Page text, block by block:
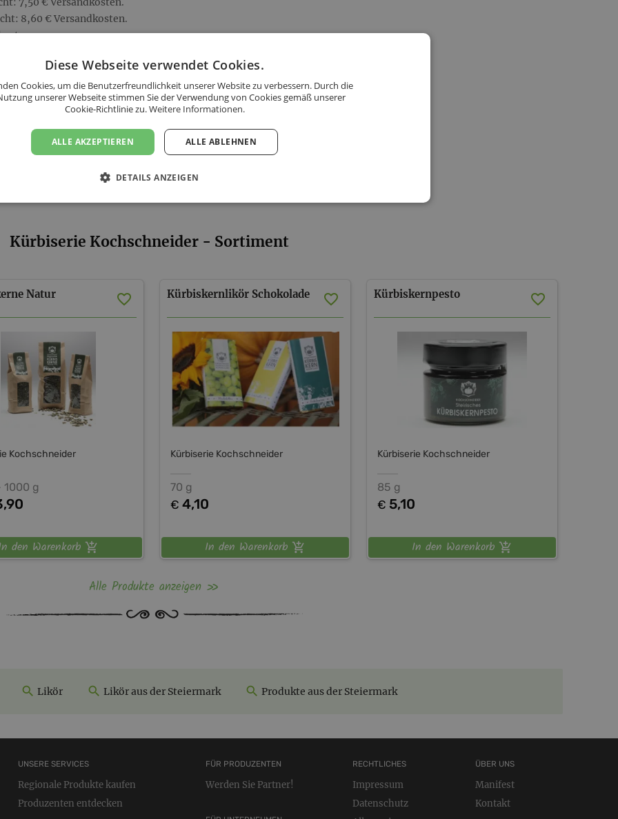
8,60 € Versandkosten.
€!
Kürbiserie Kochschneider - Sortiment
Natur
Kochschneider
1000 g
den Warenkorb
Kürbiskernlikör Schokolade
Kürbiserie Kochschneider
70 g
€ 4,10
In den Warenkorb
Kürbiskernpesto
Kürbiserie Kochschneider
85 g
€ 5,10
In den Warenkorb
Alle Produkte anzeigen
Likör Likör aus der Steiermark Produkte aus der Steiermark
UNSERE SERVICES
Regionale Produkte kaufen
Produzenten entdecken
FÜR PRODUZENTEN
Werden Sie Partner!
RECHTLICHES
Impressum
Datenschutz
ÜBER UNS
Manifest
Kontakt
Diese Webseite verwendet Cookies.
Cookies, um die Benutzerfreundlichkeit unserer Website zu verbessern. Durch die
unserer Webseite stimmen Sie der Verwendung von Cookies gemäß unserer
Cookie-Richtlinie zu.Weitere Informationen.
ALLE AKZEPTIEREN ALLE ABLEHNEN
DETAILS ANZEIGEN